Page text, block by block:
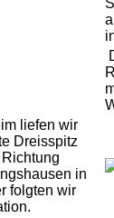
liefen wir
Dreisspitz
in
folgten wir